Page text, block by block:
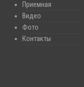
Приемная
Видео
Фото
Контакты